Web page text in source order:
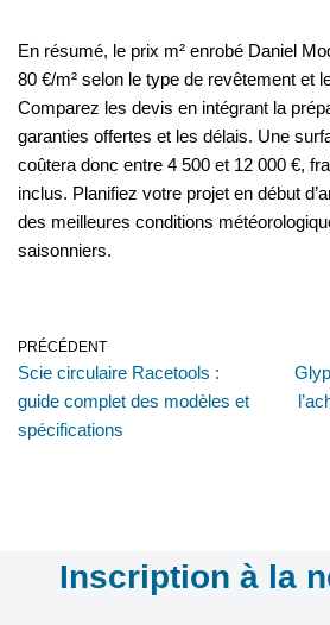
En résumé, le prix m² enrobé Daniel
80 €/m² selon le type de revêtement et
Comparez les devis en intégrant la
garanties offertes et les délais. Une
coûtera donc entre 4 500 et 12 000 €,
inclus. Planifiez votre projet en début
des meilleures conditions
saisonniers.
PRÉCÉDENT
Scie circulaire Racetools :
guide complet des modèles et
spécifications
Inscription à la